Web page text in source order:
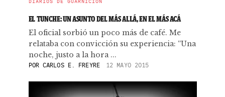
EL TUNCHE: UN ASUNTO DEL MÁS ALLÁ, EN EL MÁS ACÁ
El oficial sorbió un poco más de café. Me
relataba con convicción su experiencia: “Una
noche, justo a la hora ...
PORCARLOS E. FREYRE 12 MAYO 2015